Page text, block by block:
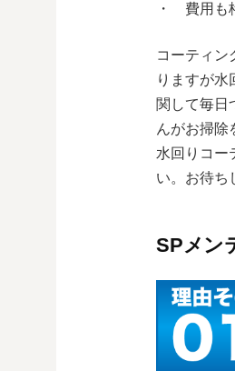
・ 費用も
コーティン
りますが水
関して毎日
んがお掃除
水回りコー
い。お待ち
SPメン